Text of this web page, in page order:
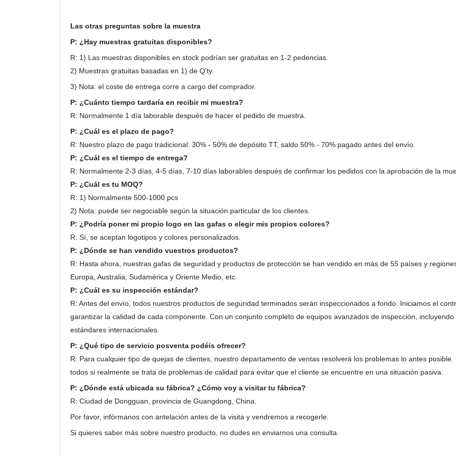
Las otras preguntas sobre la muestra
P: ¿Hay muestras gratuitas disponibles?
R: 1) Las muestras disponibles en stock podrían ser gratuitas en 1-2 pedencias.
2) Muestras gratuitas basadas en 1) de Q'ty.
3) Nota: el coste de entrega corre a cargo del comprador.
P: ¿Cuánto tiempo tardaría en recibir mi muestra?
R: Normalmente 1 día laborable después de hacer el pedido de muestra.
P: ¿Cuál es el plazo de pago?
R: Nuestro plazo de pago tradicional: 30% - 50% de depósito TT, saldo 50% - 70% pagado antes del envío.
P: ¿Cuál es el tiempo de entrega?
R: Normalmente 2-3 días, 4-5 días, 7-10 días laborables después de confirmar los pedidos con la aprobación de la
P: ¿Cuál es tu MOQ?
R: 1) Normalmente 500-1000 pcs
2) Nota: puede ser negociable según la situación particular de los clientes.
P: ¿Podría poner mi propio logo en las gafas o elegir mis propios colores?
R: Sí, se aceptan logotipos y colores personalizados.
P: ¿Dónde se han vendido vuestros productos?
R: Hasta ahora, nuestras gafas de seguridad y productos de protección se han vendido en más de 55 países y
Europa, Australia, Sudamérica y Oriente Medio, etc.
P: ¿Cuál es su inspección estándar?
R: Antes del envío, todos nuestros productos de seguridad terminados serán inspeccionados a fondo. Iniciamos el
garantizar la calidad de cada componente. Con un conjunto completo de equipos avanzados de inspección,
estándares internacionales.
P: ¿Qué tipo de servicio posventa podéis ofrecer?
R: Para cualquier tipo de quejas de clientes, nuestro departamento de ventas resolverá los problemas lo antes
todos si realmente se trata de problemas de calidad para evitar que el cliente se encuentre en una situación pasiva.
P: ¿Dónde está ubicada su fábrica? ¿Cómo voy a visitar tu fábrica?
R: Ciudad de Dongguan, provincia de Guangdong, China.
Por favor, infórmanos con antelación antes de la visita y vendremos a recogerle.
Si quieres saber más sobre nuestro producto, no dudes en enviarnos una consulta.